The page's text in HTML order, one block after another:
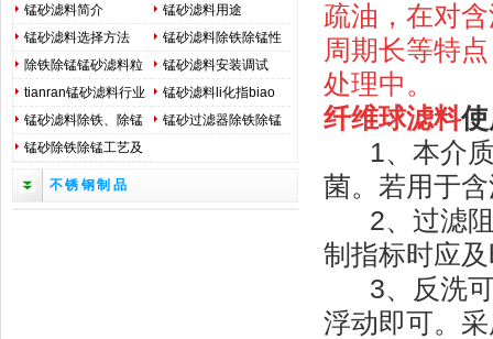
疏油，在对
周期长等特
处理中。
纤维球滤料
1、本介质
菌。若用于
2、过滤阻
制指标时应
3、反洗可
浮动即可。
锰砂滤料简介
锰砂滤料用途
锰砂滤料选择方法
锰砂滤料除铁除锰性
能用途
除铁除锰锰砂滤料粒
径选择及装填调试方
法
锰砂滤料安装调试
tianran锰砂滤料行业
标*
锰砂滤料li化指biao
锰砂滤料除铁、除锰
原理
锰砂过滤器除铁除锰
锰砂除铁除锰工艺及
安装调试方法
不锈钢制品